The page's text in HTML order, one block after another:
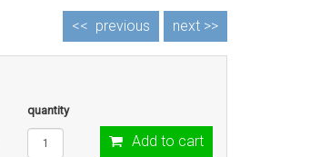
next >>
<< previous
quantity
Add to cart